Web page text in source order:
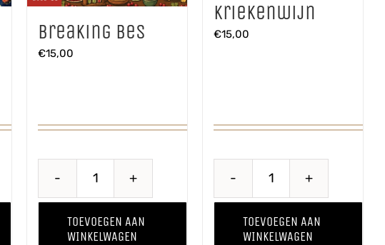
Breaking Bes
€15,00
aantal
TOEVOEGEN AAN
WINKELWAGEN
Kriekenwijn
€15,00
TOEVOEGEN AAN
WINKELWAGEN